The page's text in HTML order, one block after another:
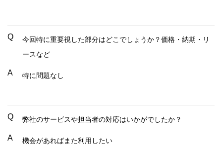
Q
今回特に重要視した部分はどこでしょうか？価格・納期・リ
ースなど
A 特に問題なし
Q 弊社のサービスや担当者の対応はいかがでしたか？
A 機会があればまた利用したい